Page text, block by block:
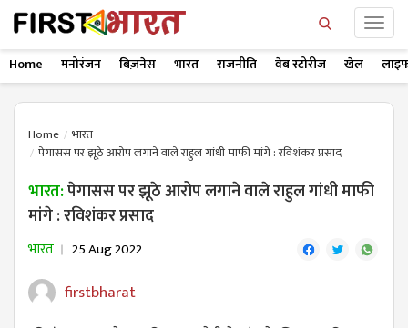
Home मनोरंजन बिज़नेस भारत राजनीति वेब स्टोरीज खेल
Home
भारत
पेगासस पर झूठे आरोप लगाने वाले राहुल गांधी माफी मांगे : रविशंकर प्रसाद
भारत:पेगासस पर झूठे आरोप लगाने वाले राहुल गांधी माफी
मांगे : रविशंकर प्रसाद
भारत 25 Aug 2022
firstbharat